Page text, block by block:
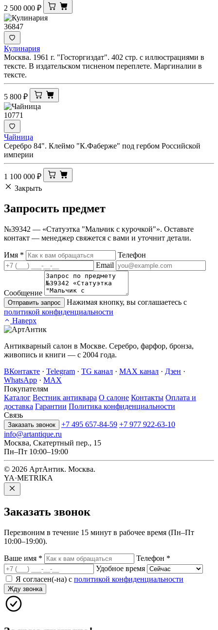
2 500 000 ₽
36847
Кулинария
Москва. 1961 г. "Госторгиздат". 402 стр. с иллюстрациями в
тексте. В издательском тисненом переплете. Маргиналии в
тексте.
5 800 ₽
10771
Чайница
Серебро 84". Клеймо "К.Фаберже" под гербом Российской
империи
1 100 000 ₽
Закрыть
Запросить предмет
№39342 — «Статуэтка "Мальчик с курочкой"». Оставьте
контакт — менеджер свяжется с вами и уточнит детали.
Имя *
Телефон
Email
Сообщение
Отправить запрос
Нажимая кнопку, вы соглашаетесь с
политикой конфиденциальности
Наверх
Антикварный салон в Москве. Серебро, фарфор, бронза,
живопись и книги — с 2004 года.
ВКонтакте · Telegram · TG канал · MAX канал · Дзен ·
WhatsApp · MAX
Покупателям
Каталог Вестник антиквара О салоне Контакты Оплата и
доставка Гарантии Политика конфиденциальности
Связь
Заказать звонок +7 495 657-84-59 +7 977 922-63-10
info@artantique.ru
Москва, Скатертный пер., 15
Пн–Пт 10:00–19:00
© 2026 АртАнтик. Москва.
YA·METRIKA
Заказать звонок
Перезвоним в течение 15 минут в рабочее время (Пн–Пт
10:00–19:00).
Ваше имя * Телефон *
Удобное время
Я согласен(-на) с политикой конфиденциальности
Жду звонка